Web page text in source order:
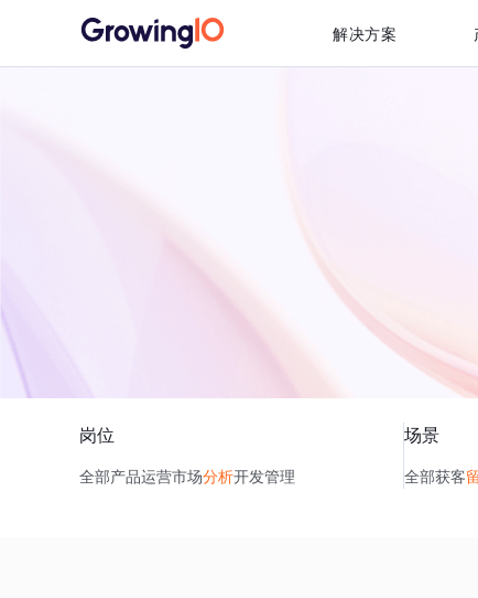
解决方案
岗位
全部产品运营市场分析开发管理
场景
全部获客